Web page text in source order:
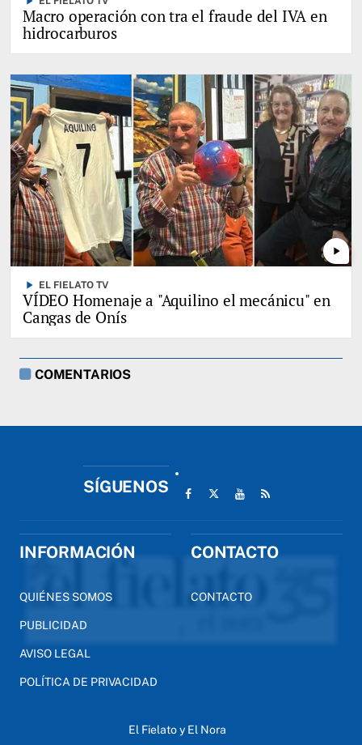
Macro operación con tra el fraude del IVA en
hidrocarburos
play_arrow
play_arrow EL FIELATO TV
VÍDEO Homenaje a "Aquilino el mecánicu" en
Cangas de Onís
COMENTARIOS
SÍGUENOS
INFORMACIÓN
QUIÉNES SOMOS
PUBLICIDAD
AVISO LEGAL
POLÍTICA DE PRIVACIDAD
CONTACTO
CONTACTO
El Fielato y El Nora